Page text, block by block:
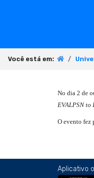
Você está em:
No dia 2 de
EVALPSN
O evento fez
Aplicativo